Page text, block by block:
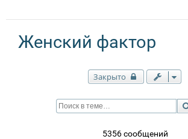
Женский фактор
Закрыто
5356 сообщений